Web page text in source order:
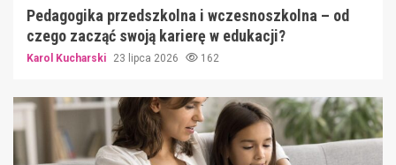
Pedagogika przedszkolna i wczesnoszkolna – od
czego zacząć swoją karierę w edukacji?
Karol Kucharski 23 lipca 2026 162